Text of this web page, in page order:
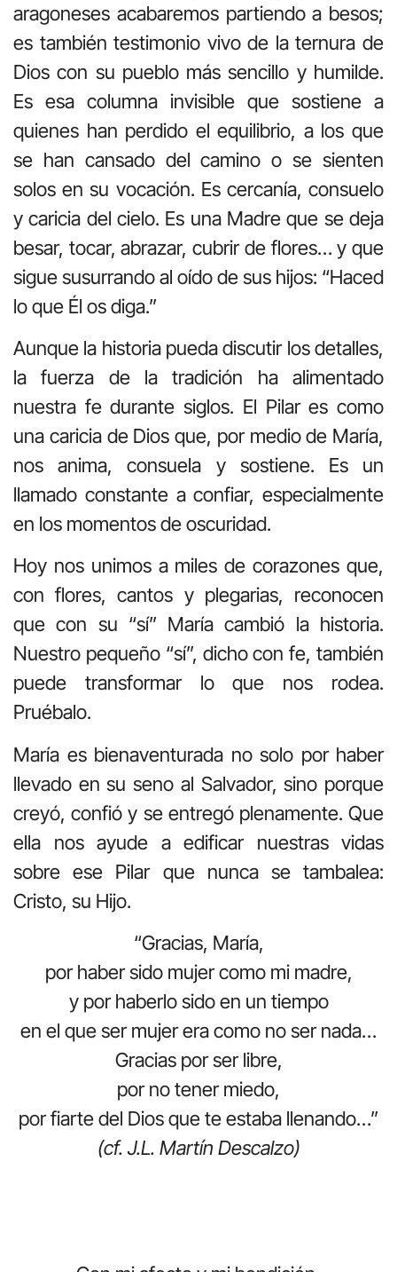
aragoneses acabaremos partiendo a besos;
es también testimonio vivo de la ternura de
Dios con su pueblo más sencillo y humilde.
Es esa columna invisible que sostiene a
quienes han perdido el equilibrio, a los que
se han cansado del camino o se sienten
solos en su vocación. Es cercanía, consuelo
y caricia del cielo. Es una Madre que se deja
besar, tocar, abrazar, cubrir de flores… y que
sigue susurrando al oído de sus hijos: “Haced
lo que Él os diga.”
Aunque la historia pueda discutir los detalles,
la fuerza de la tradición ha alimentado
nuestra fe durante siglos. El Pilar es como
una caricia de Dios que, por medio de María,
nos anima, consuela y sostiene. Es un
llamado constante a confiar, especialmente
en los momentos de oscuridad.
Hoy nos unimos a miles de corazones que,
con flores, cantos y plegarias, reconocen
que con su “sí” María cambió la historia.
Nuestro pequeño “sí”, dicho con fe, también
puede transformar lo que nos rodea.
Pruébalo.
María es bienaventurada no solo por haber
llevado en su seno al Salvador, sino porque
creyó, confió y se entregó plenamente. Que
ella nos ayude a edificar nuestras vidas
sobre ese Pilar que nunca se tambalea:
Cristo, su Hijo.
“Gracias, María,
por haber sido mujer como mi madre,
y por haberlo sido en un tiempo
en el que ser mujer era como no ser nada…
Gracias por ser libre,
por no tener miedo,
por fiarte del Dios que te estaba llenando…”
(cf. J.L. Martín Descalzo)